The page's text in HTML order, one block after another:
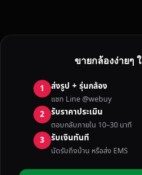
ขายกล้องง่ายๆ
1 ส่งรูป + รุ่นกล้อง
แชท Line @webuy
2 รับราคาประเมิน
ตอบกลับภายใน 10–30 นาที
3 รับเงินทันที
นัดรับถึงบ้าน หรือส่ง EMS